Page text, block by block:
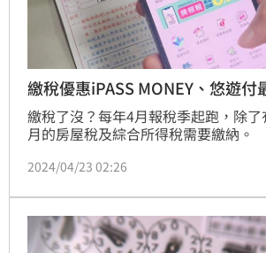
繳稅優惠iPASS MONEY、悠遊付
繳稅了沒？每年4月報稅季起跑，除
月的房屋稅及綜合所得稅需要繳納。
2024/04/23 02:26